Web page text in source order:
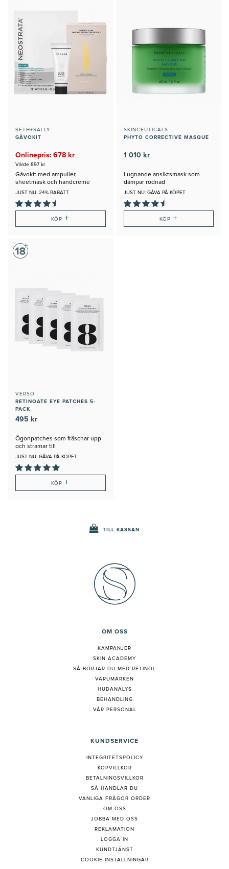
SETH+SALLY
GÅVOKIT
Onlinepris: 678 kr
Värde 897 kr
Gåvokit med ampuller,
sheetmask och handcreme
JUST NU: 24% RABATT
KÖP+
SKINCEUTICALS
PHYTO CORRECTIVE MASQUE
1 010 kr
Lugnande ansiktsmask som
dämpar rodnad
JUST NU: GÅVA PÅ KÖPET
KÖP +
VERSO
RETINOATE EYE PATCHES 5-
PACK
495 kr
Ögonpatches som fräschar upp
och stramar till
JUST NU: GÅVA PÅ KÖPET
KÖP+
TILL KASSAN
OM OSS
KAMPANJER
SKIN ACADEMY
SÅ BÖRJAR DU MED RETINOL
VARUMÄRKEN
HUDANALYS
BEHANDLING
VÅR PERSONAL
KUNDSERVICE
INTEGRITETSPOLICY
KÖPVILLKOR
BETALNINGSVILLKOR
SÅ HANDLAR DU
VANLIGA FRÅGOR ORDER
OM OSS
JOBBA MED OSS
REKLAMATION
LOGGA IN
KUNDTJÄNST
COOKIE-INSTÄLLNINGAR